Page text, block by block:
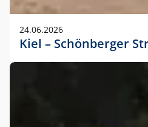
24.06.2026
Kiel – Schönberger